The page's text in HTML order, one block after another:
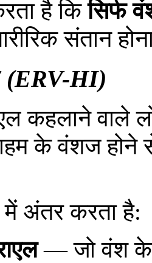
है किसिर्फ
संतान
(ERV-HI)
कहलाने वाले
के वंशज होने
में अंतर करता है:
— जो वंश के